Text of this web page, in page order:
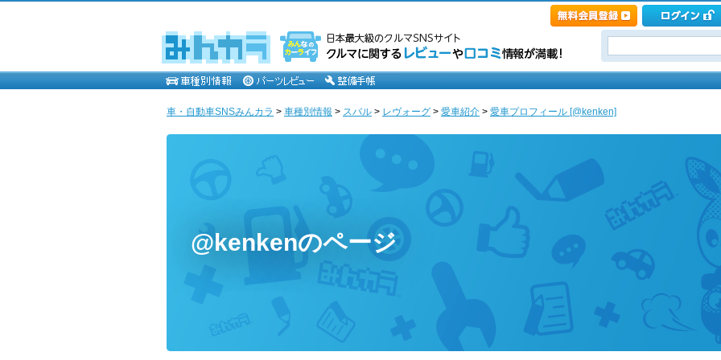
車・自動車SNSみんカラ > 車種別情報 > スバル > レヴォーグ > 愛車紹介 > 愛車プロフィール [@kenken]
@kenkenのページ